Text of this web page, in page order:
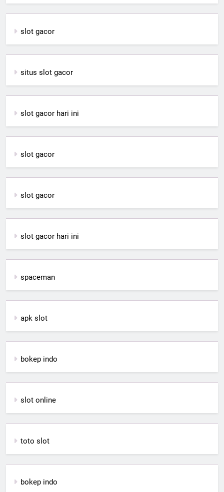
slot gacor
situs slot gacor
slot gacor hari ini
slot gacor
slot gacor
slot gacor hari ini
spaceman
apk slot
bokep indo
slot online
toto slot
bokep indo